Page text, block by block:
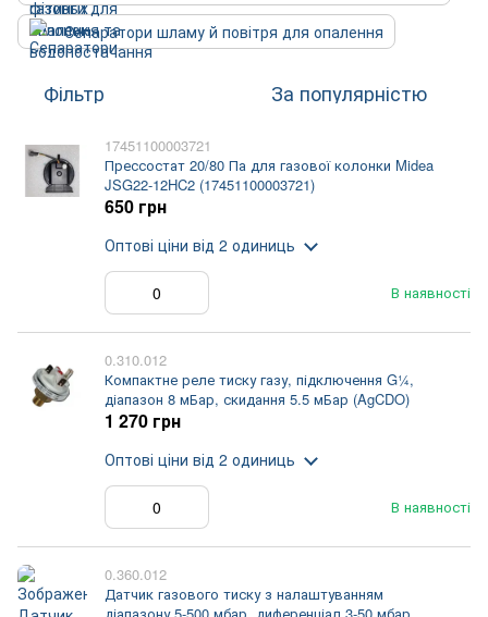
Сепаратори шламу й повітря для опалення
Фільтр За популярністю
17451100003721
Прессостат 20/80 Па для газової колонки Midea
JSG22-12HC2 (17451100003721)
В наявності
650 грн
Оптові ціни від 2 одиниць
0.310.012
Компактне реле тиску газу, підключення G¼,
діапазон 8 мБар, скидання 5.5 мБар (AgCDO)
В наявності
1 270 грн
Оптові ціни від 2 одиниць
0.360.012
Датчик газового тиску з налаштуванням